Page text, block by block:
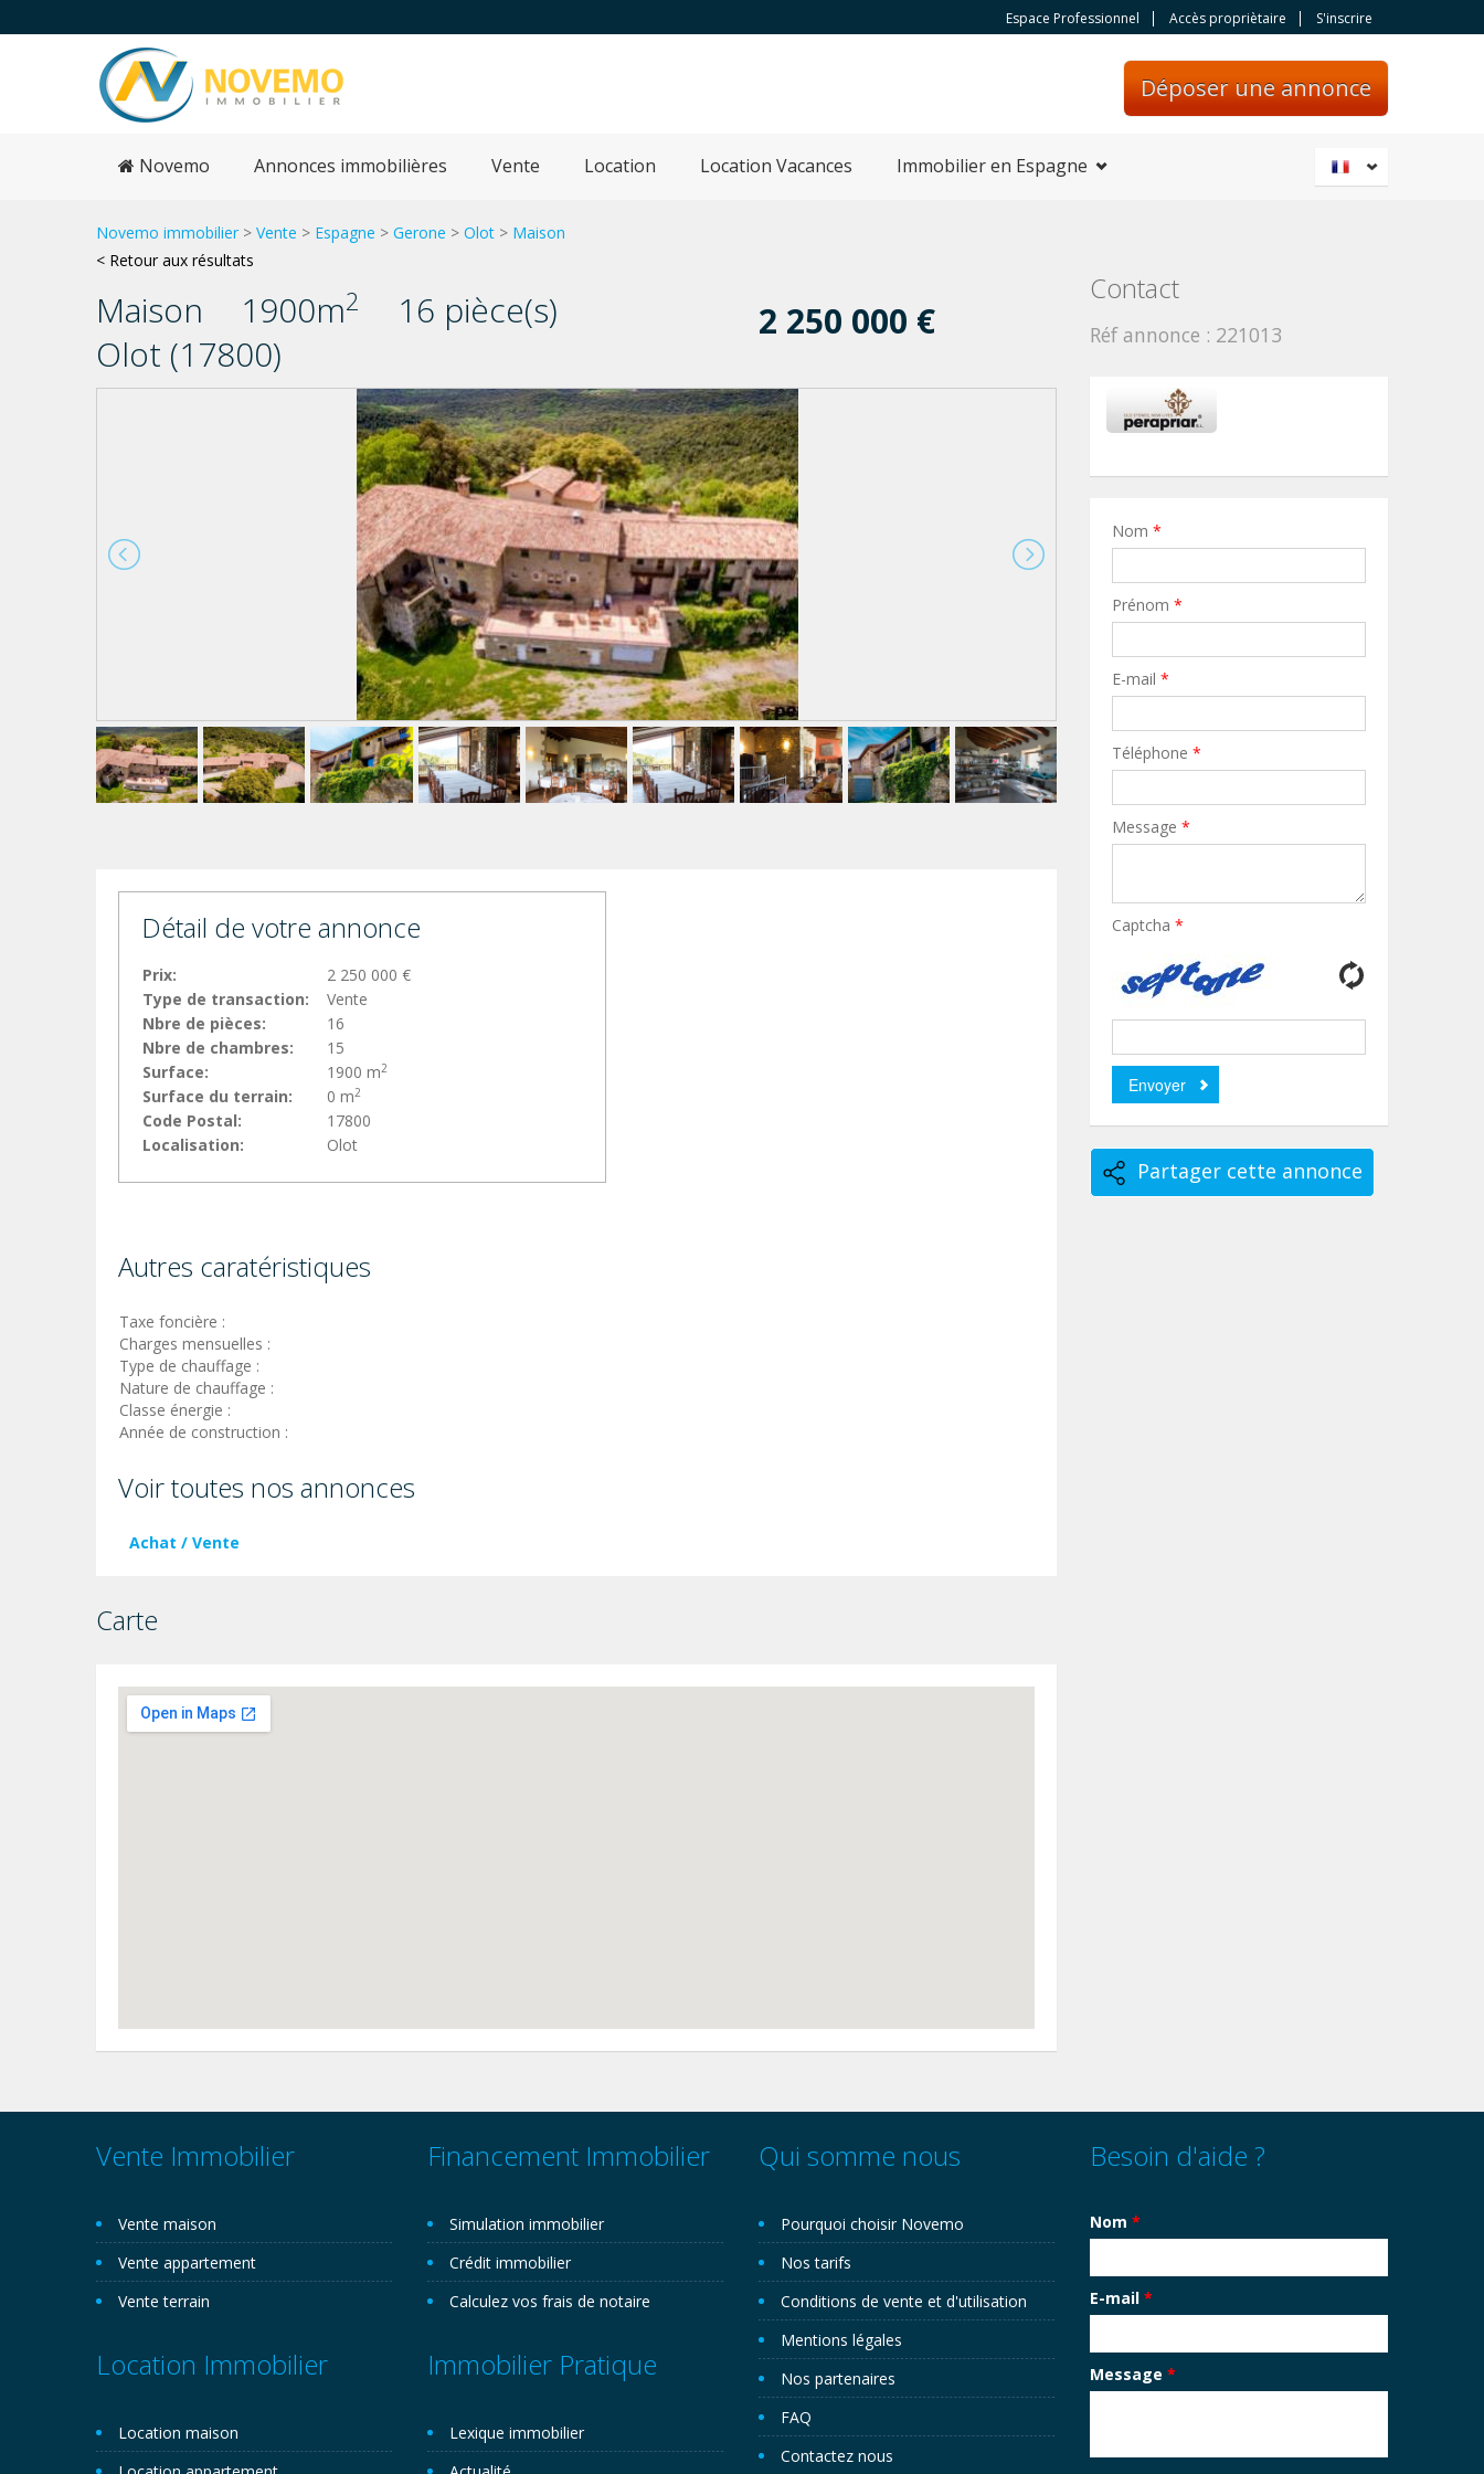
Espace Professionnel Accès propriètaire S'inscrire
Déposer une annonce
Novemo Annonces immobilières Vente Location Location Vacances Immobilier en Espagne
Novemo immobilier > Vente > Espagne > Gerone > Olot > Maison
< Retour aux résultats
Maison 1900m2
16 pièce(s)
Olot (17800)
2 250 000 €
Détail de votre annonce
Prix:
2 250 000 €
Type de transaction:
Vente
Nbre de pièces:
16
Nbre de chambres:
15
Surface:
1900 m2
Surface du terrain: 0 m2
Code Postal:
17800
Localisation:
Olot
Autres caratéristiques
Taxe foncière :
Charges mensuelles :
Type de chauffage :
Nature de chauffage :
Classe énergie :
Année de construction :
Voir toutes nos annonces
Achat / Vente
Carte
Contact
Réf annonce : 221013
Nom *
Prénom *
E-mail *
Téléphone *
Message *
Captcha *
Partager cette annonce
Vente Immobilier
Vente maison
Vente appartement
Vente terrain
Location Immobilier
Location maison
Financement Immobilier
Simulation immobilier
Crédit immobilier
Calculez vos frais de notaire
Immobilier Pratique
Lexique immobilier
Qui somme nous
Pourquoi choisir Novemo
Nos tarifs
Conditions de vente et d'utilisation
Mentions légales
Nos partenaires
FAQ
Contactez nous
Besoin d'aide ?
Nom *
E-mail *
Message *